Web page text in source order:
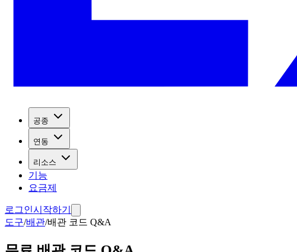
공종
연동
리소스
기능
요금제
로그인시작하기
도구/배관/배관 코드 Q&A